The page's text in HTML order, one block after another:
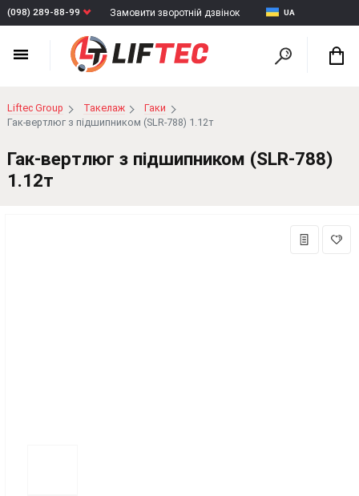
(098) 289-88-99 Замовити зворотній дзвінок UA
Liftec Group Такелаж
Гаки
Гак-вертлюг з підшипником (SLR-788) 1.12т
Гак-вертлюг з підшипником (SLR-788)
1.12т